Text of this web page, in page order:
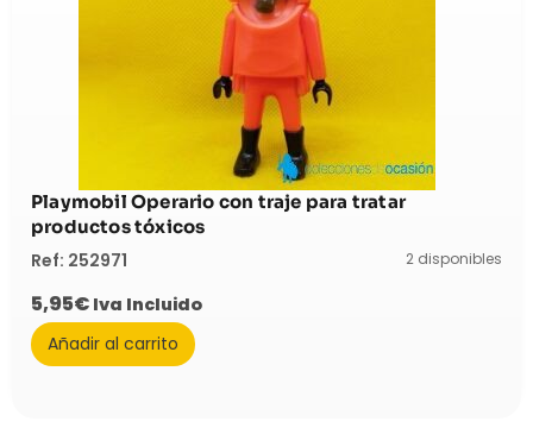
Playmobil Operario con traje para tratar
productos tóxicos
Ref: 252971 2 disponibles
5,95€ Iva Incluido
Añadir al carrito